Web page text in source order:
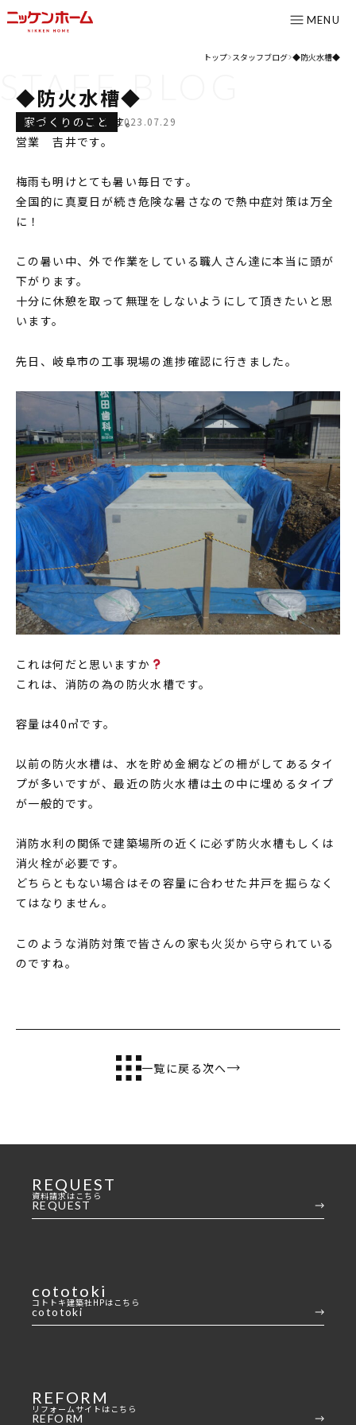
MENU
CONTENTS
コンセプト
ニッケンホームの強み
温熱性能
耐震/耐火性能
グレード紹介
家づくりの流れ
INFORMATION
イベント情報
スタッフブログ
住まいづくりのコラム
お客様の声
よくあるご質問
会社案内
スタッフ紹介
OBのお客様へ
求人情報
プライバシーポリシー
MODEL HOUSE
モデルハウス一覧
本社モデルハウス
今伊勢町モデルハウス 平屋
トップ
>
スタッフブログ ◆防火水槽◆
◆防火水槽◆
STAFF BLOG
家づくりのこと 2023.07.29
おはようございます。
営業 吉井です。
梅雨も明けとても暑い毎日です。
全国的に真夏日が続き危険な暑さなので熱中症対策は万全
に！
この暑い中、外で作業をしている職人さん達に本当に頭が
下がります。
十分に休憩を取って無理をしないようにして頂きたいと思
います。
先日、岐阜市の工事現場の進捗確認に行きました。
これは何だと思いますか
これは、消防の為の防火水槽です。
容量は40㎥です。
以前の防火水槽は、水を貯め金網などの柵がしてあるタイ
プが多いですが、最近の防火水槽は土の中に埋めるタイプ
が一般的です。
消防水利の関係で建築場所の近くに必ず防火水槽もしくは
消火栓が必要です。
どちらともない場合はその容量に合わせた井戸を掘らなく
てはなりません。
このような消防対策で皆さんの家も火災から守られている
のですね。
一覧に戻る次へ
REQUEST
資料請求はこちら
REQUEST
cototoki
コトトキ建築社HPはこちら
cototoki
REFORM
リフォームサイトはこちら
REFORM